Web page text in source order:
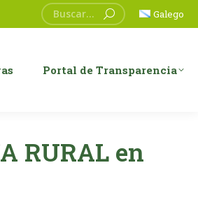
Search: Galego
Portal de Transparencia
RURAL en